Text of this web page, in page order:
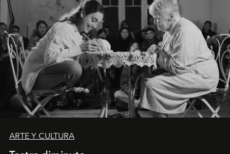
ARTE Y CULTURA